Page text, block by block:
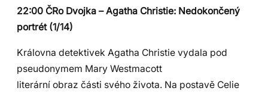
22:00 ČRo Dvojka – Agatha Christie: Nedokončený
portrét (1/14)
Královna detektivek Agatha Christie vydala pod
pseudonymem Mary Westmacott
literární obraz části svého života. Na postavě Celie